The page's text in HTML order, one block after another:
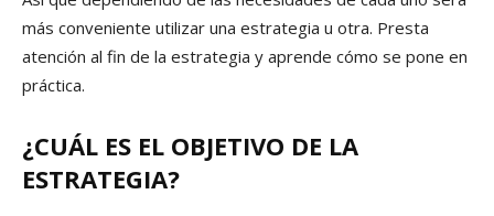
más conveniente utilizar una estrategia u otra. Presta
atención al fin de la estrategia y aprende cómo se pone en
práctica.
¿CUÁL ES EL OBJETIVO DE LA
ESTRATEGIA?